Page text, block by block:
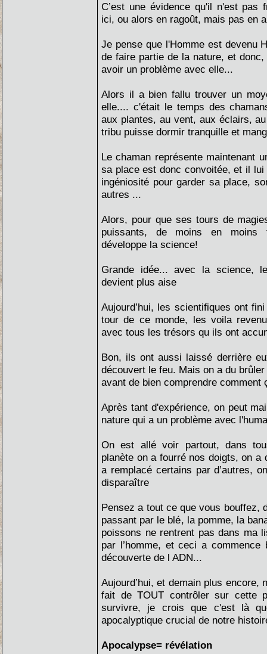
C’est une évidence qu'il n'est pas
ici, ou alors en ragoût, mais pas en
Je pense que l'Homme est devenu
de faire partie de la nature, et donc,
avoir un problème avec elle...
Alors il a bien fallu trouver un
elle.... c'était le temps des
aux plantes, au vent, aux éclairs,
tribu puisse dormir tranquille et
Le chaman représente maintenant
sa place est donc convoitée, et il
ingéniosité pour garder sa place,
autres ...
Alors, pour que ses tours de
puissants, de moins en moins
développe la science!
Grande idée... avec la science,
devient plus aise
Aujourd’hui, les scientifiques ont
tour de ce monde, les voila
avec tous les trésors qu ils ont
Bon, ils ont aussi laissé derrière
découvert le feu. Mais on a du
avant de bien comprendre comment
Après tant d'expérience, on peut
nature qui a un problème avec
On est allé voir partout, dans
planète on a fourré nos doigts, on a
a remplacé certains par d’autres,
disparaître
Pensez a tout ce que vous bouffez,
passant par le blé, la pomme, la
poissons ne rentrent pas dans ma
par l’homme, et ceci a commence
découverte de l ADN...
Aujourd’hui, et demain plus encore,
fait de TOUT contrôler sur cette
survivre, je crois que c'est là
apocalyptique crucial de notre
Apocalypse= révélation